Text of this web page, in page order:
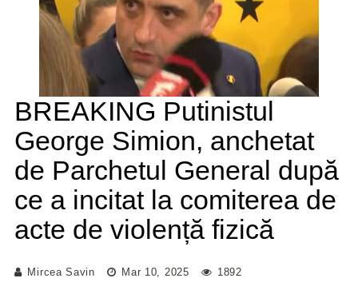
BREAKING Putinistul
George Simion, anchetat
de Parchetul General după
ce a incitat la comiterea de
acte de violență fizică
Mircea Savin Mar 10, 2025 1892